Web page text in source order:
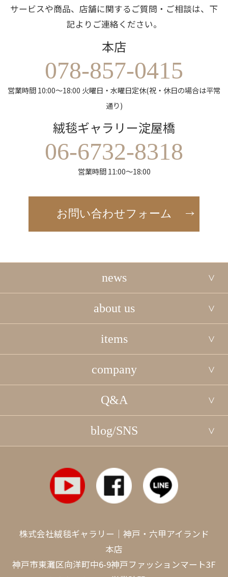
サービスや商品、店舗に関するご質問・ご相談は、下
記よりご連絡ください。
本店
078-857-0415
営業時間 10:00～18:00 火曜日・水曜日定休(祝・休日の場合は平常
通り)
絨毯ギャラリー淀屋橋
06-6732-8318
営業時間 11:00～18:00
お問い合わせフォーム
news
about us
items
company
Q&A
blog/SNS
株式会社絨毯ギャラリー｜神戸・六甲アイランド
本店
神戸市東灘区向洋町中6-9神戸ファッションマート3F